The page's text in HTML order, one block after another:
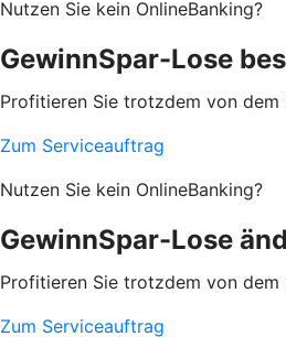
Nutzen Sie kein OnlineBanking?
GewinnSpar-Lose
Profitieren Sie trotzdem von dem
Zum Serviceauftrag
Nutzen Sie kein OnlineBanking?
GewinnSpar-Lose
Profitieren Sie trotzdem von dem
Zum Serviceauftrag